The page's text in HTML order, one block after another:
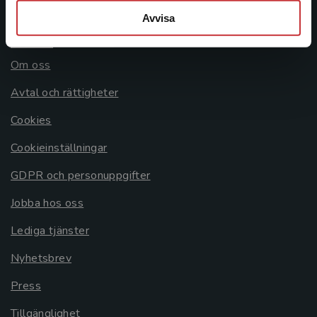
Avvisa
Allmänna länkar
Om oss
Avtal och rättigheter
Cookies
Cookieinställningar
GDPR och personuppgifter
Jobba hos oss
Lediga tjänster
Nyhetsbrev
Press
Tillgänglighet